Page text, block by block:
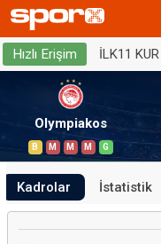
Hızlı Erişim İLK11 KUR
Olympiakos
B M M M G
Kadrolar İstatistik